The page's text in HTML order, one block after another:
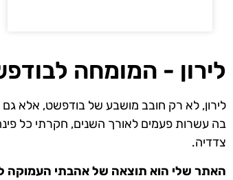
לירון - המומחה
לירון, לא רק חובב מושבע של בודפשט, אלא
בה עשרות פעמים לאורך השנים, חקרתי כל פינה
צדדיה.
האתר שלי הוא תוצאה של אהבתי העמוקה